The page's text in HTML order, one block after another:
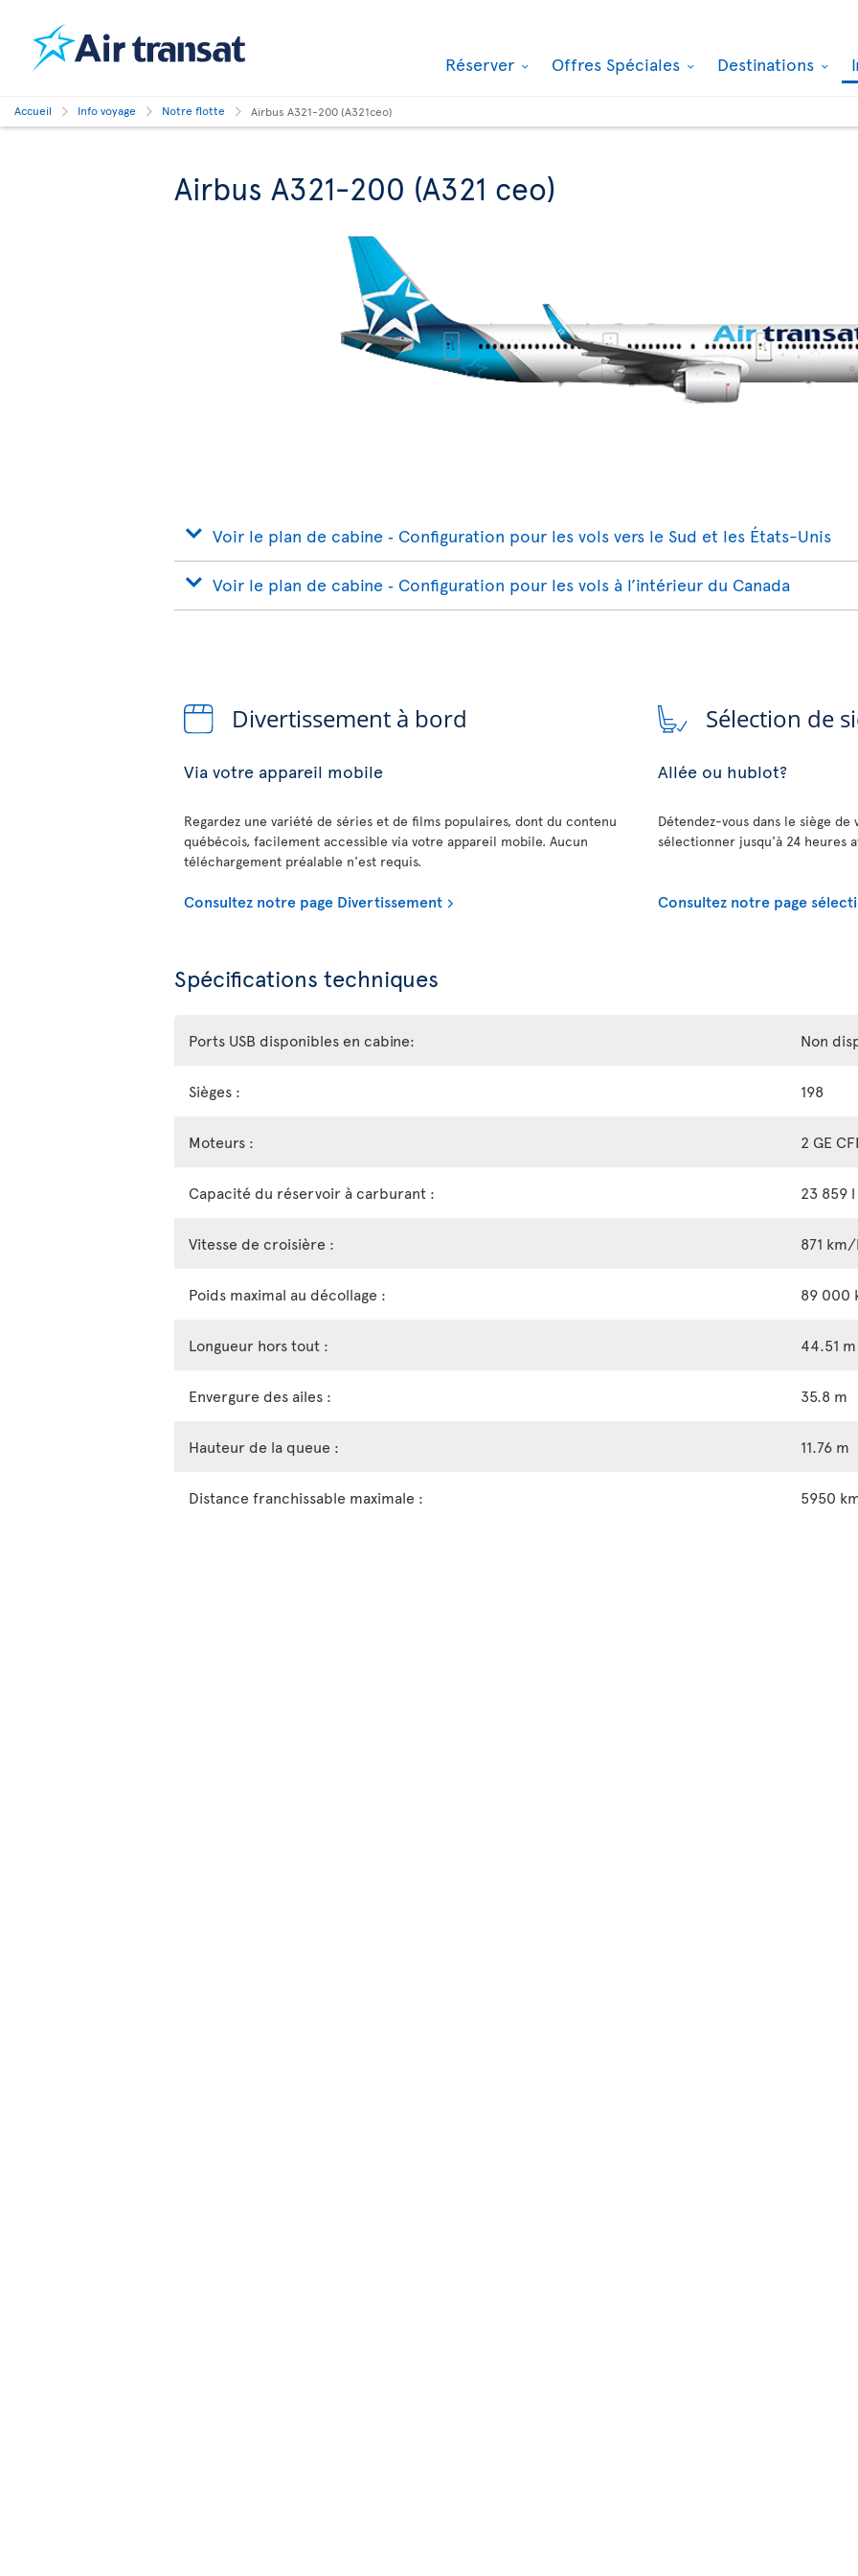
Réserver Offres Spéciales Destinations
Accueil Info voyage Notre flotte Airbus A321-200 (A321ceo)
Airbus A321-200 (A321 ceo)
Voir le plan de cabine ‐ Configuration pour les vols vers le Sud et les États-Unis
Voir le plan de cabine ‐ Configuration pour les vols à l’intérieur du Canada
Divertissement à bord
Via votre appareil mobile
Regardez une variété de séries et de films populaires, dont du contenu
québécois, facilement accessible via votre appareil mobile. Aucun
téléchargement préalable n'est requis.
Consultez notre page Divertissement
Sélection de
Allée ou hublot?
Détendez-vous dans le siège
sélectionner jusqu'à 24 heures
Consultez notre page
Spécifications techniques
Ports USB disponibles en cabine: Non
Sièges : 198
Moteurs : 2 GE
Capacité du réservoir à carburant : 23 859 l
Vitesse de croisière : 871
Poids maximal au décollage : 89 000
Longueur hors tout : 44.51 m
Envergure des ailes : 35.8 m
Hauteur de la queue : 11.76 m
Distance franchissable maximale : 5950